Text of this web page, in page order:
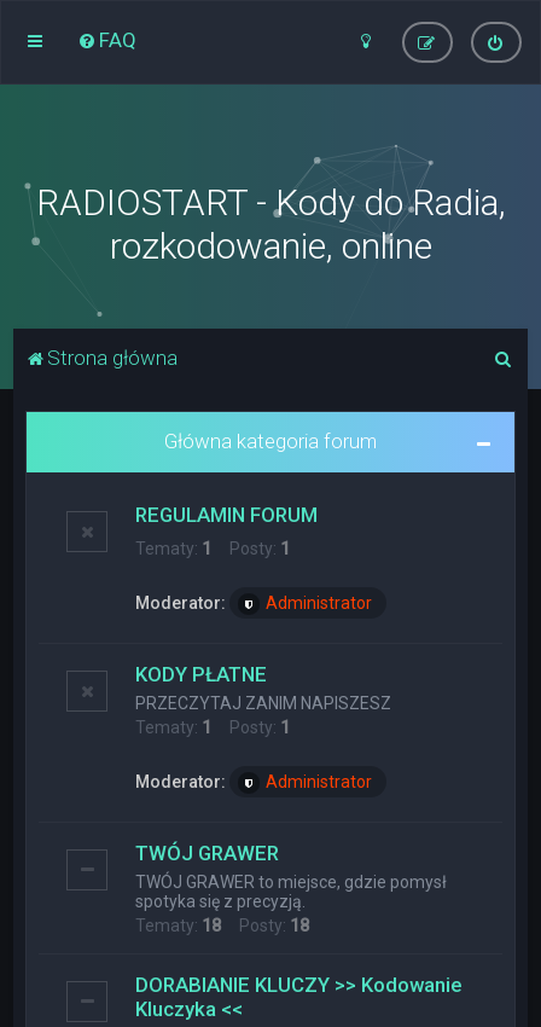
FAQ
RADIOSTART - Kody do Radia,
rozkodowanie, online
Strona główna
Główna kategoria forum
REGULAMIN FORUM
Tematy: 1 Posty: 1
Moderator: Administrator
KODY PŁATNE
PRZECZYTAJ ZANIM NAPISZESZ
Tematy: 1 Posty: 1
Moderator: Administrator
TWÓJ GRAWER
TWÓJ GRAWER to miejsce, gdzie pomysł
spotyka się z precyzją.
Tematy: 18 Posty: 18
DORABIANIE KLUCZY >> Kodowanie
Kluczyka <<